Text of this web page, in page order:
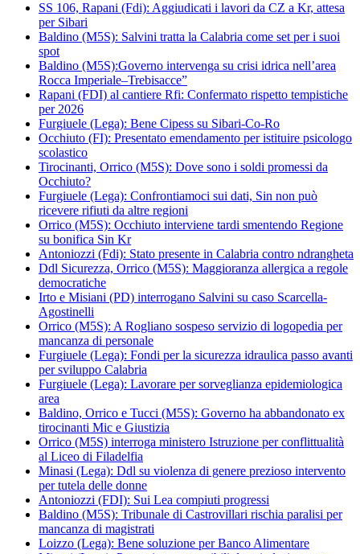
SS 106, Rapani (Fdi): Aggiudicati i lavori da CZ a Kr, attesa
per Sibari
Baldino (M5S): Salvini tratta la Calabria come set per i suoi
spot
Baldino (M5S):Governo intervenga su crisi idrica nell’area
Rocca Imperiale–Trebisacce”
Rapani (FDI) al cantiere Rfi: Confermato rispetto tempistiche
per 2026
Furgiuele (Lega): Bene Cipess su Sibari-Co-Ro
Occhiuto (FI): Presentato emendamento per istituire psicologo
scolastico
Tirocinanti, Orrico (M5S): Dove sono i soldi promessi da
Occhiuto?
Furgiuele (Lega): Confrontiamoci sui dati, Sin non può
ricevere rifiuti da altre regioni
Orrico (M5S): Occhiuto interviene tardi smentendo Regione
su bonifica Sin Kr
Antoniozzi (Fdi): Stato presente in Calabria contro ndrangheta
Ddl Sicurezza, Orrico (M5S): Maggioranza allergica a regole
democratiche
Irto e Misiani (PD) interrogano Salvini su caso Scarcella-
Agostinelli
Orrico (M5S): A Rogliano sospeso servizio di logopedia per
mancanza di personale
Furgiuele (Lega): Fondi per la sicurezza idraulica passo avanti
per sviluppo Calabria
Furgiuele (Lega): Lavorare per sorveglianza epidemiologica
area
Baldino, Orrico e Tucci (M5S): Governo ha abbandonato ex
tirocinanti Mic e Giustizia
Orrico (M5S) interroga ministero Istruzione per conflittualità
al Liceo di Filadelfia
Minasi (Lega): Ddl su violenza di genere prezioso intervento
per tutela delle donne
Antoniozzi (FDI): Sui Lea compiuti progressi
Baldino (M5S): Tribunale di Castrovillari rischia paralisi per
mancanza di magistrati
Loizzo (Lega): Bene soluzione per Banco Alimentare